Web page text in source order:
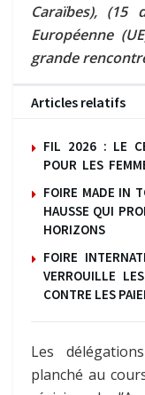
Caraïbes), (15
Européenne
grande
Articles relatifs
FIL 2026 : LE
POUR LES
FOIRE MADE IN
HAUSSE QUI
HORIZONS
FOIRE
VERROUILLE
CONTRE LES
Les
planché au